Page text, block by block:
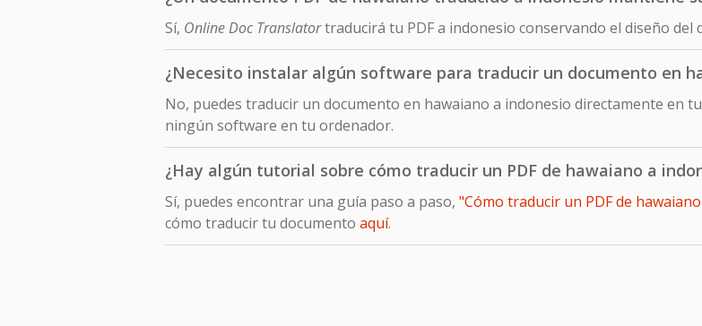
Sí, Online Doc Translatortraducirá tu PDF a indonesio conservando el diseño del
¿Necesito instalar algún software para traducir un documento en
No, puedes traducir un documento en hawaiano a indonesio directamente en
ningún software en tu ordenador.
¿Hay algún tutorial sobre cómo traducir un PDF de hawaiano a
Sí, puedes encontrar una guía paso a paso, "Cómo traducir un PDF de
cómo traducir tu documento aquí.